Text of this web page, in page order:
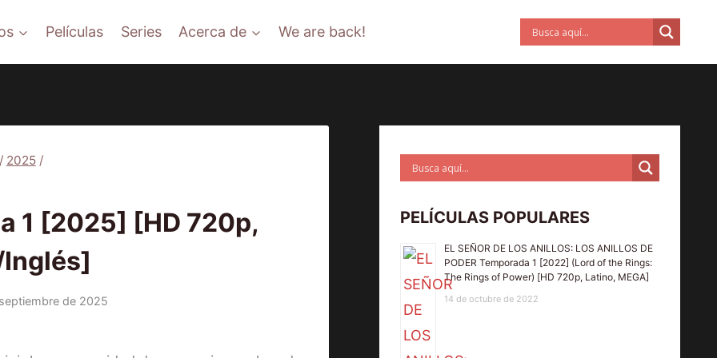
Películas Series Acerca de We are back!
/ 2025 /
1 [2025] [HD 720p,
de 2025
PELÍCULAS POPULARES
EL SEÑOR DE LOS ANILLOS: LOS ANILLOS DE
PODER Temporada 1 [2022] (Lord of the Rings:
The Rings of Power) [HD 720p, Latino, MEGA]
14 de octubre de 2022